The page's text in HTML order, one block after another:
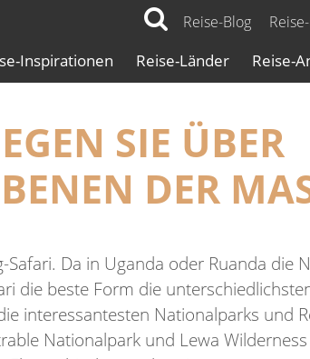
Reise-Blog
Inspirationen Reise-Länder Reise-
SIE ÜBER
DER
Da in Uganda oder Ruanda die
die beste Form die
interessantesten Nationalparks und
Nationalpark und Lewa